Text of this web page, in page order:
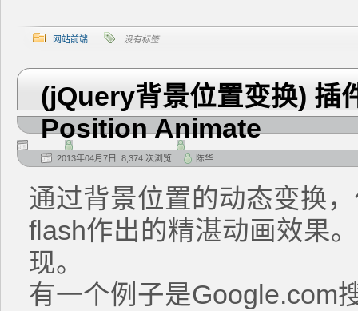
网站前端 没有标签
(jQuery背景位置变换)
Position Animate
2013年04月7日 8,374 次浏览 陈华
通过背景位置的动态变换
flash作出的精湛动画效果
现。
有一个例子是Google.com